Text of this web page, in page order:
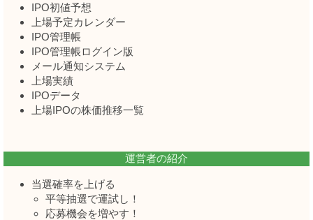
IPO初値予想
上場予定カレンダー
IPO管理帳
IPO管理帳ログイン版
メール通知システム
上場実績
IPOデータ
上場IPOの株価推移一覧
運営者の紹介
当選確率を上げる
平等抽選で運試し！
応募機会を増やす！